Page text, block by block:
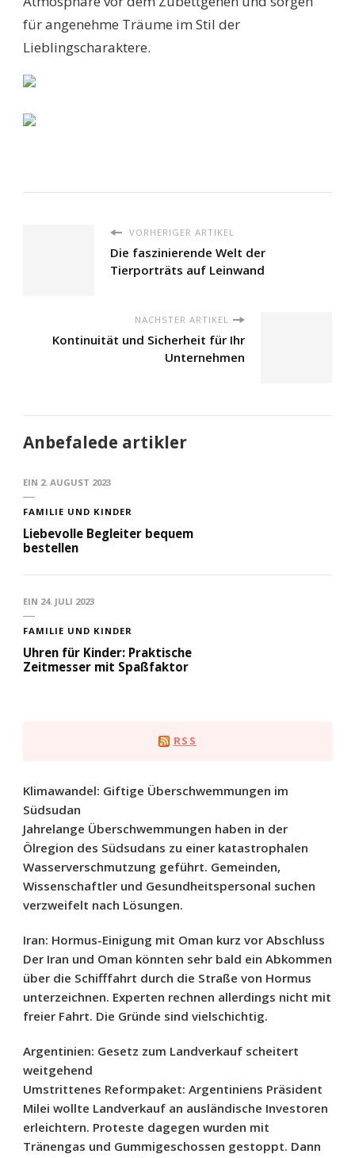
für angenehme Träume im Stil der
Lieblingscharaktere.
VORHERIGER ARTIKEL
Die faszinierende Welt der
Tierporträts auf Leinwand
NÄCHSTER ARTIKEL
Kontinuität und Sicherheit für Ihr
Unternehmen
Anbefalede artikler
EIN 2. AUGUST 2023
FAMILIE UND KINDER
Liebevolle Begleiter bequem
bestellen
EIN 24. JULI 2023
FAMILIE UND KINDER
Uhren für Kinder: Praktische
Zeitmesser mit Spaßfaktor
RSS
Klimawandel: Giftige Überschwemmungen im
Südsudan
Jahrelange Überschwemmungen haben in der
Ölregion des Südsudans zu einer katastrophalen
Wasserverschmutzung geführt. Gemeinden,
Wissenschaftler und Gesundheitspersonal suchen
verzweifelt nach Lösungen.
Iran: Hormus-Einigung mit Oman kurz vor Abschluss
Der Iran und Oman könnten sehr bald ein Abkommen
über die Schifffahrt durch die Straße von Hormus
unterzeichnen. Experten rechnen allerdings nicht mit
freier Fahrt. Die Gründe sind vielschichtig.
Argentinien: Gesetz zum Landverkauf scheitert
weitgehend
Umstrittenes Reformpaket: Argentiniens Präsident
Milei wollte Landverkauf an ausländische Investoren
erleichtern. Proteste dagegen wurden mit
Tränengas und Gummigeschossen gestoppt. Dann